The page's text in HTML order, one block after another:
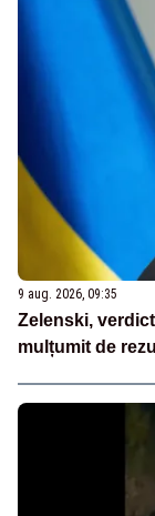
9 aug. 2026, 09:35
Zelenski,
mulțumit de